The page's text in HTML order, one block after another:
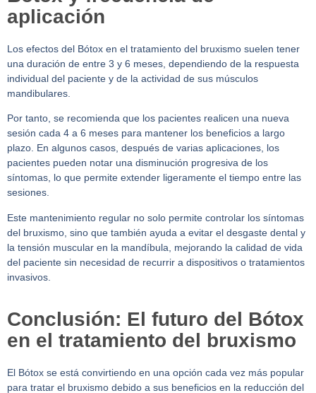
aplicación
Los efectos del Bótox en el tratamiento del bruxismo suelen tener
una duración de entre 3 y 6 meses, dependiendo de la respuesta
individual del paciente y de la actividad de sus músculos
mandibulares.
Por tanto, se recomienda que los pacientes realicen una nueva
sesión cada 4 a 6 meses para mantener los beneficios a largo
plazo. En algunos casos, después de varias aplicaciones, los
pacientes pueden notar una disminución progresiva de los
síntomas, lo que permite extender ligeramente el tiempo entre las
sesiones.
Este mantenimiento regular no solo permite controlar los síntomas
del bruxismo, sino que también ayuda a evitar el desgaste dental y
la tensión muscular en la mandíbula, mejorando la calidad de vida
del paciente sin necesidad de recurrir a dispositivos o tratamientos
invasivos.
Conclusión: El futuro del Bótox
en el tratamiento del bruxismo
El Bótox se está convirtiendo en una opción cada vez más popular
para tratar el bruxismo debido a sus beneficios en la reducción del